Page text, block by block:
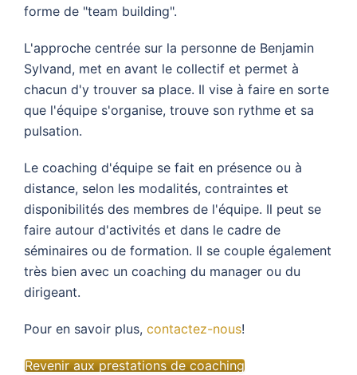
forme de "team building".
L'approche centrée sur la personne de Benjamin
Sylvand, met en avant le collectif et permet à
chacun d'y trouver sa place. Il vise à faire en sorte
que l'équipe s'organise, trouve son rythme et sa
pulsation.
Le coaching d'équipe se fait en présence ou à
distance, selon les modalités, contraintes et
disponibilités des membres de l'équipe. Il peut se
faire autour d'activités et dans le cadre de
séminaires ou de formation. Il se couple également
très bien avec un coaching du manager ou du
dirigeant.
Pour en savoir plus, contactez-nous!
Revenir aux prestations de coaching